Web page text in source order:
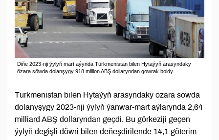
Diňe 2023-nji ýylyň mart aýynda Türkmenistan bilen Hytaýyň arasyndaky
özara söwda dolanşygy 918 million ABŞ dollaryndan gowrak boldy.
Türkmenistan bilen Hytaýyň arasyndaky özara söwda
dolanyşygy 2023-nji ýylyň ýanwar-mart aýlarynda 2,64
milliard ABŞ dollaryndan geçdi. Bu görkeziji geçen
ýylyň degişli döwri bilen deňeşdirilende 14,1 göterim